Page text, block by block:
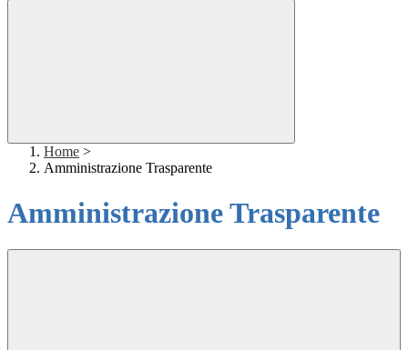
Home >
Amministrazione Trasparente
Amministrazione Trasparente